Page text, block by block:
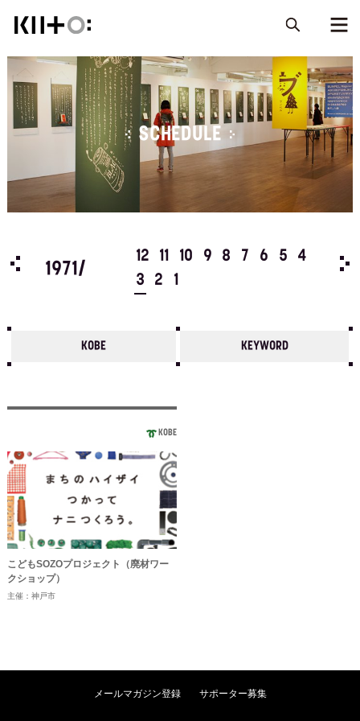
SCHEDULE
4
1971/
12 11 10 9 8 7 6 5
4
3
2 1
KOBE KEYWORD
KOBE
こどもSOZOプロジェクト（廃材ワー
クショップ）
主催：神戸市
メールマガジン登録 サポーター募集